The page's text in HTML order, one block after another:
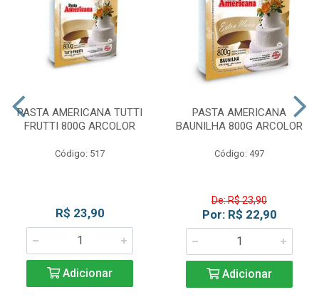
PASTA AMERICANA TUTTI
FRUTTI 800G ARCOLOR
Código: 517
R$ 23,90
Adicionar
PASTA AMERICANA
BAUNILHA 800G ARCOLOR
Código: 497
De: R$ 23,90
Por: R$ 22,90
Adicionar